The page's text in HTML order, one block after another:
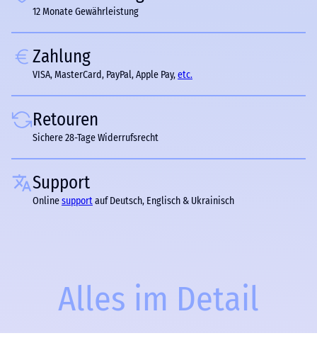
12 Monate Gewährleistung
Zahlung
VISA, MasterCard, PayPal, Apple Pay,etc.
Retouren
Sichere 28-Tage Widerrufsrecht
Support
Onlinesupportauf Deutsch, Englisch & Ukrainisch
Alles im Detail